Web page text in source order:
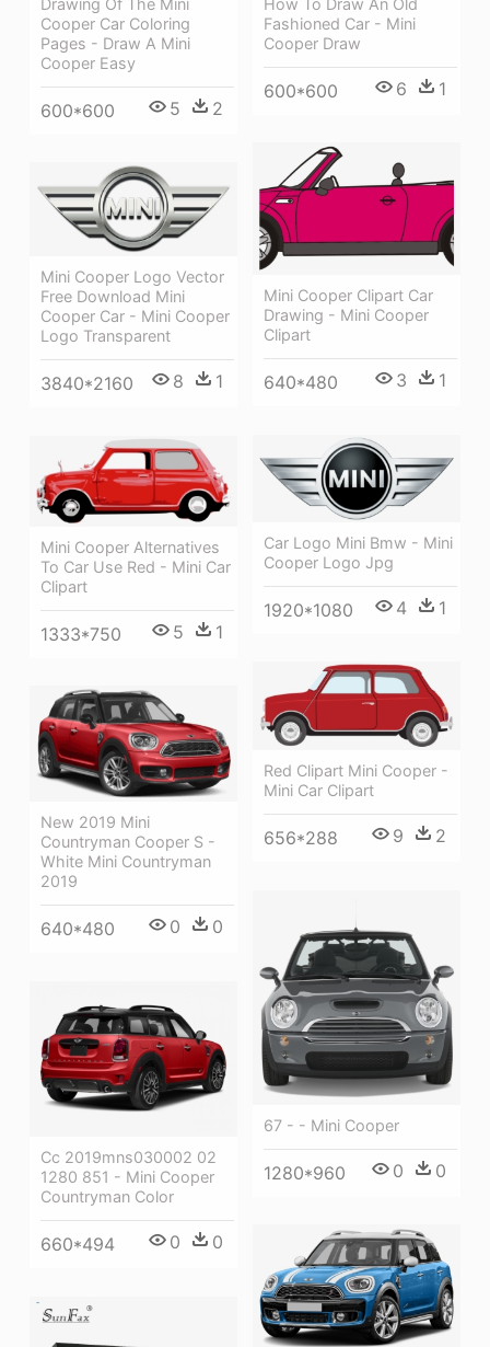
Drawing Of The Mini
Cooper Car Coloring
Pages - Draw A Mini
Cooper Easy
600*600 5 2
How To Draw An Old
Fashioned Car - Mini
Cooper Draw
600*600 6 1
Mini Cooper Clipart Car
Drawing - Mini Cooper
Clipart
640*480 3 1
Mini Cooper Logo Vector
Free Download Mini
Cooper Car - Mini Cooper
Logo Transparent
3840*2160 8 1
Car Logo Mini Bmw - Mini
Cooper Logo Jpg
1920*1080 4 1
Mini Cooper Alternatives
To Car Use Red - Mini Car
Clipart
1333*750 5 1
Red Clipart Mini Cooper -
Mini Car Clipart
656*288 9 2
New 2019 Mini
Countryman Cooper S -
White Mini Countryman
2019
640*480 0 0
67 - - Mini Cooper
1280*960 0 0
Cc 2019mns030002 02
1280 851 - Mini Cooper
Countryman Color
660*494 0 0